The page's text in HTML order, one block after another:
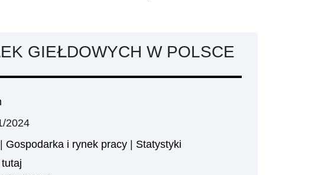
GIEŁDOWYCH W POLSCE
2024
Gospodarka i rynek pracy| Statystyki